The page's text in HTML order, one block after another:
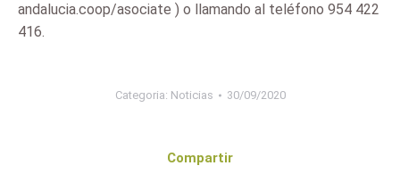
andalucia.coop/asociate ) o llamando al teléfono 954 422
416.
Categoria: Noticias 30/09/2020
Compartir